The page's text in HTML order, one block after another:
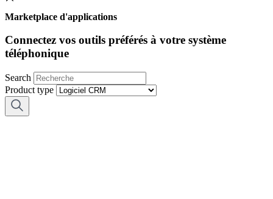
Marketplace d'applications
Connectez vos outils préférés à votre système
téléphonique
Search
Product type